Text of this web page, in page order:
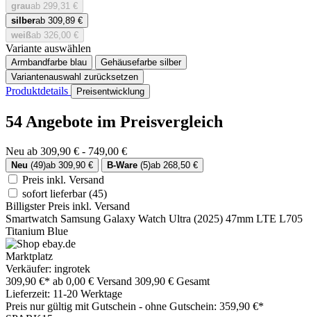
grauab 299,31 €
silberab 309,89 €
weißab 326,00 €
Variante auswählen
Armbandfarbe blau Gehäusefarbe silber
Variantenauswahl zurücksetzen
Produktdetails Preisentwicklung
54 Angebote im Preisvergleich
Neu ab 309,90 € - 749,00 €
Neu (49)ab 309,90 € B-Ware (5)ab 268,50 €
Preis inkl. Versand
sofort lieferbar(45)
Billigster Preis inkl. Versand
Smartwatch Samsung Galaxy Watch Ultra (2025) 47mm LTE L705
Titanium Blue
Marktplatz
Verkäufer: ingrotek
309,90 €* ab 0,00 € Versand 309,90 € Gesamt
Lieferzeit: 11-20 Werktage
Preis nur gültig mit Gutschein - ohne Gutschein: 359,90 €*